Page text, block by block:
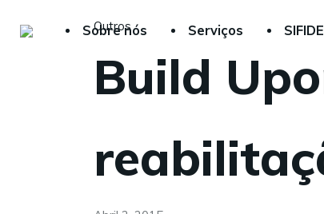
Sobre nós Serviços SIFIDE
Outros
Build